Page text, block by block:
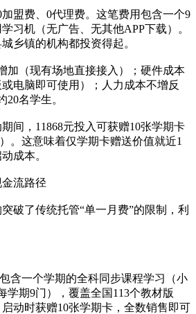
盟费、0代理费。这笔费用包含一个9
习机（无广告、无其他APP下载）。
乡镇的机构都投资得起。
加（现有场地直接接入）；硬件成本
电脑即可使用）；人力成本不增反
20名学生。
间，11868元投入可获赠10张学期卡
。这意味着仅学期卡赠送价值就近1
成本。
流路径
破了传统托管“单一月费”的限制，利
含一个学期的全科同步课程学习（小
学期9门），覆盖全国113个教材版
动时获赠10张学期卡，全数销售即可